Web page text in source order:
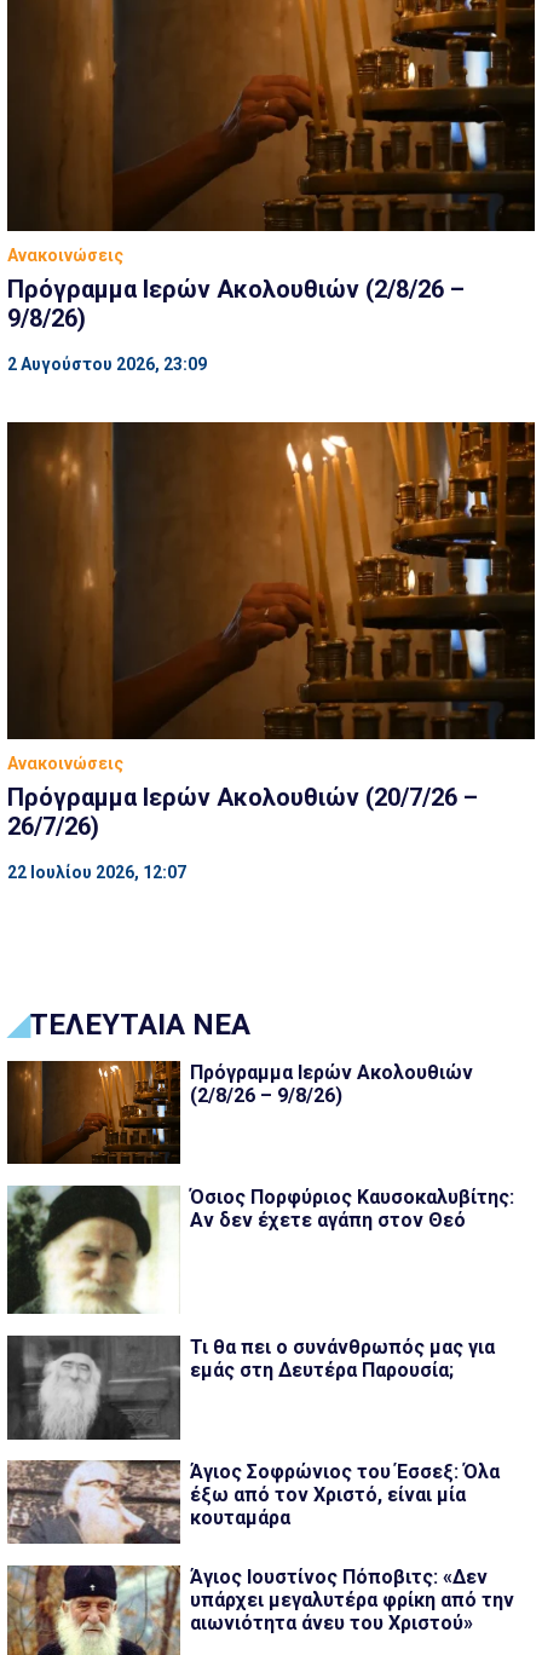
Ανακοινώσεις
Πρόγραμμα Ιερών Ακολουθιών (2/8/26 –
9/8/26)
2 Αυγούστου 2026, 23:09
Ανακοινώσεις
Πρόγραμμα Ιερών Ακολουθιών (20/7/26 –
26/7/26)
22 Ιουλίου 2026, 12:07
ΤΕΛΕΥΤΑΙΑ ΝΕΑ
Πρόγραμμα Ιερών Ακολουθιών
(2/8/26 – 9/8/26)
Όσιος Πορφύριος Καυσοκαλυβίτης:
Αν δεν έχετε αγάπη στον Θεό
Τι θα πει ο συνάνθρωπός μας για
εμάς στη Δευτέρα Παρουσία;
Άγιος Σοφρώνιος του Έσσεξ: Όλα
έξω από τον Χριστό, είναι μία
κουταμάρα
Άγιος Ιουστίνος Πόποβιτς: «Δεν
υπάρχει μεγαλυτέρα φρίκη από την
αιωνιότητα άνευ του Χριστού»